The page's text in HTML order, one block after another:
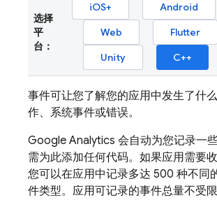
选择
平
台：
iOS+
Android
Web
Flutter
Unity
C++
事件可让您了解您的应用中发生了什
作、系统事件或错误。
Google Analytics 会自动为您记录一
需为此添加任何代码。如果应用需要
您可以在应用中记录多达 500 种不同
件类型。应用可记录的事件总量不受